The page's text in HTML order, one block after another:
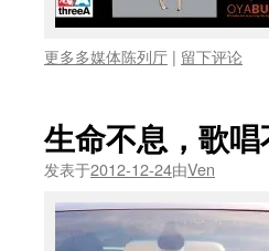
更多多媒体陈列厅 | 留下评论
生命不息，歌
发表于2012-12-24由Ven